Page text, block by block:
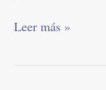
Leer más »